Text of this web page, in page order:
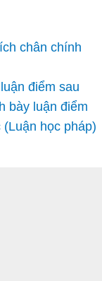
chân chính
điểm sau
bày luận điểm
học pháp)